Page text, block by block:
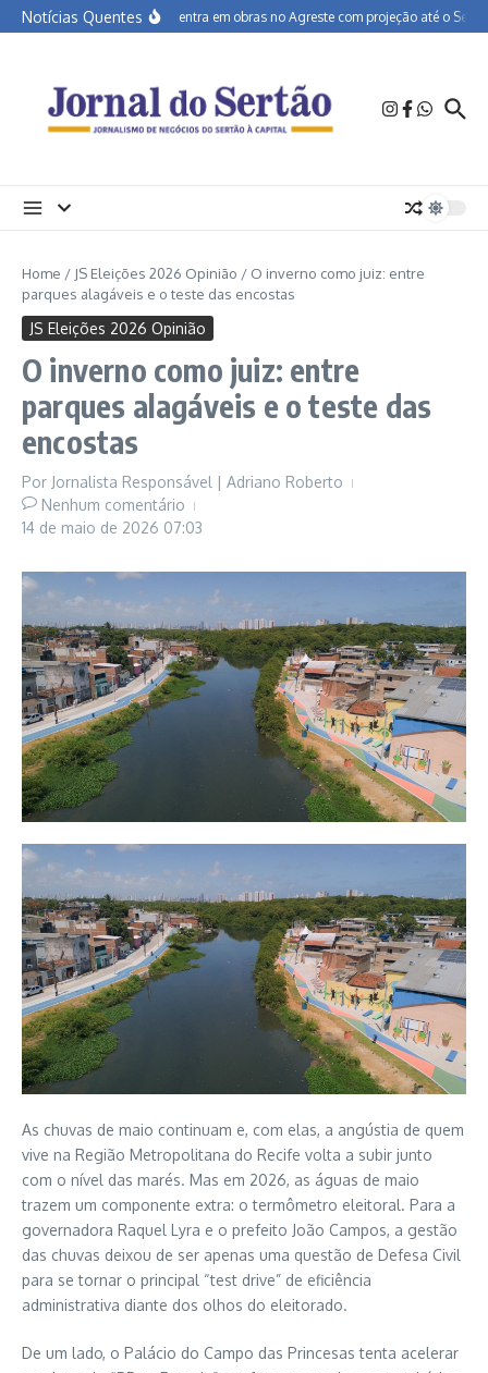
Ir para o conteúdo
Notícias QuentesBR-232 entra em obras no Agreste com projeção até o Sertão
Home / JS Eleições 2026 Opinião / O inverno como juiz: entre
parques alagáveis e o teste das encostas
JS Eleições 2026 Opinião
O inverno como juiz: entre
parques alagáveis e o teste das
encostas
Por Jornalista Responsável | Adriano Roberto
Nenhum comentário
14 de maio de 2026 07:03
As chuvas de maio continuam e, com elas, a angústia de quem
vive na Região Metropolitana do Recife volta a subir junto
com o nível das marés. Mas em 2026, as águas de maio
trazem um componente extra: o termômetro eleitoral. Para a
governadora Raquel Lyra e o prefeito João Campos, a gestão
das chuvas deixou de ser apenas uma questão de Defesa Civil
para se tornar o principal “test drive” de eficiência
administrativa diante dos olhos do eleitorado.
De um lado, o Palácio do Campo das Princesas tenta acelerar